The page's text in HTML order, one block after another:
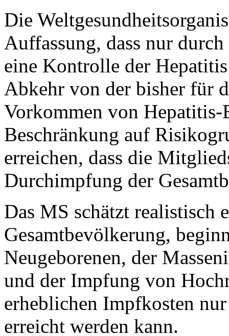
Die
Auffassung, dass nur
eine Kontrolle der
Abkehr von der bisher für
Vorkommen von
Beschränkung auf
erreichen, dass die
Durchimpfung der
Das MS schätzt realistisch
Gesamtbevölkerung,
Neugeborenen, der
und der Impfung von
erheblichen Impfkosten
erreicht werden kann.